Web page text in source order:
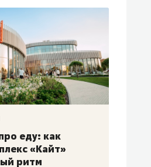
еду: как
«Кайт»
ритм